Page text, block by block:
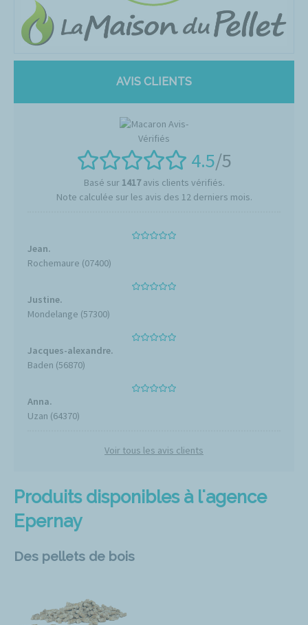
Produits disponibles à l'agence
Epernay
Des pellets de bois
AVIS CLIENTS
4.5/5
Basé sur 1417avis clients vérifiés.
Note calculée sur les avis des 12 derniers mois.
Jean.
Rochemaure (07400)
Justine.
Mondelange (57300)
Jacques-alexandre.
Baden (56870)
Anna.
Uzan (64370)
Voir tous les avis clients